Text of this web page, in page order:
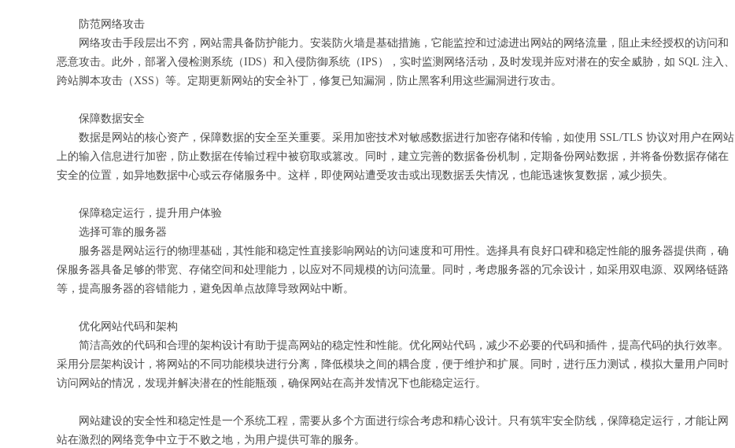
防范网络攻击
网络攻击手段层出不穷，网站需具备防护能力。安装防火墙是基础措施，它能监控和过滤进出网站的网络流量，阻止未经授权的访问和
恶意攻击。此外，部署入侵检测系统（IDS）和入侵防御系统（IPS），实时监测网络活动，及时发现并应对潜在的安全威胁，如 SQL 注入、
跨站脚本攻击（XSS）等。定期更新网站的安全补丁，修复已知漏洞，防止黑客利用这些漏洞进行攻击。
保障数据安全
数据是网站的核心资产，保障数据的安全至关重要。采用加密技术对敏感数据进行加密存储和传输，如使用 SSL/TLS 协议对用户在网站
上的输入信息进行加密，防止数据在传输过程中被窃取或篡改。同时，建立完善的数据备份机制，定期备份网站数据，并将备份数据存储在
安全的位置，如异地数据中心或云存储服务中。这样，即使网站遭受攻击或出现数据丢失情况，也能迅速恢复数据，减少损失。
保障稳定运行，提升用户体验
选择可靠的服务器
服务器是网站运行的物理基础，其性能和稳定性直接影响网站的访问速度和可用性。选择具有良好口碑和稳定性能的服务器提供商，确
保服务器具备足够的带宽、存储空间和处理能力，以应对不同规模的访问流量。同时，考虑服务器的冗余设计，如采用双电源、双网络链路
等，提高服务器的容错能力，避免因单点故障导致网站中断。
优化网站代码和架构
简洁高效的代码和合理的架构设计有助于提高网站的稳定性和性能。优化网站代码，减少不必要的代码和插件，提高代码的执行效率。
采用分层架构设计，将网站的不同功能模块进行分离，降低模块之间的耦合度，便于维护和扩展。同时，进行压力测试，模拟大量用户同时
访问网站的情况，发现并解决潜在的性能瓶颈，确保网站在高并发情况下也能稳定运行。
网站建设的安全性和稳定性是一个系统工程，需要从多个方面进行综合考虑和精心设计。只有筑牢安全防线，保障稳定运行，才能让网
站在激烈的网络竞争中立于不败之地，为用户提供可靠的服务。